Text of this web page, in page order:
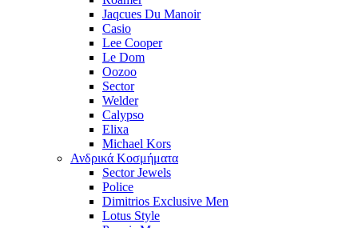
Jaqcues Du Manoir
Casio
Lee Cooper
Le Dom
Oozoo
Sector
Welder
Calypso
Elixa
Michael Kors
Ανδρικά Κοσμήματα
Sector Jewels
Police
Dimitrios Exclusive Men
Lotus Style